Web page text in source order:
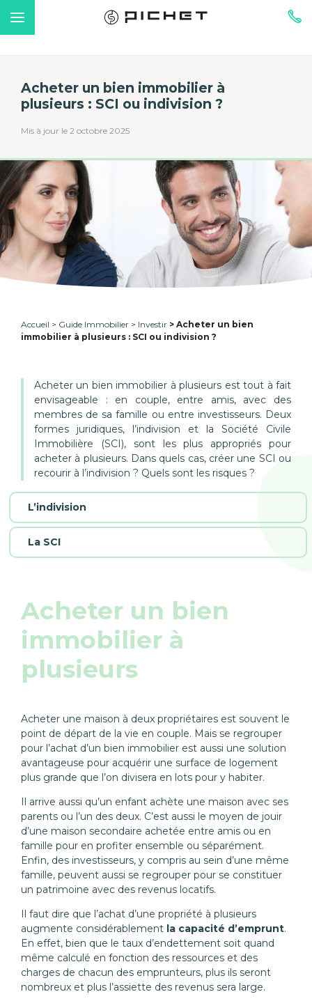
Acheter un bien immobilier à
plusieurs : SCI ou indivision ?
Mis à jour le 2 octobre 2025
Accueil Guide Immobilier Investir
Acheter un bien
immobilier à plusieurs : SCI ou indivision ?
Acheter un bien immobilier à plusieurs est tout à fait
envisageable : en couple, entre amis, avec des
membres de sa famille ou entre investisseurs. Deux
formes juridiques, l’indivision et la Société Civile
Immobilière (SCI), sont les plus appropriés pour
acheter à plusieurs. Dans quels cas, créer une SCI ou
recourir à l’indivision ? Quels sont les risques ?
L’indivision
La SCI
Acheter un bien
immobilier à
plusieurs
Acheter une maison à deux propriétaires est souvent le
point de départ de la vie en couple. Mais se regrouper
pour l’achat d’un bien immobilier est aussi une solution
avantageuse pour acquérir une surface de logement
plus grande que l’on divisera en lots pour y habiter.
Il arrive aussi qu’un enfant achète une maison avec ses
parents ou l’un des deux. C’est aussi le moyen de jouir
d’une maison secondaire achetée entre amis ou en
famille pour en profiter ensemble ou séparément.
Enfin, des investisseurs, y compris au sein d’une même
famille, peuvent aussi se regrouper pour se constituer
un patrimoine avec des revenus locatifs.
Il faut dire que l’achat d’une propriété à plusieurs
augmente considérablement la capacité d’emprunt.
En effet, bien que le taux d’endettement soit quand
même calculé en fonction des ressources et des
charges de chacun des emprunteurs, plus ils seront
nombreux et plus l’assiette des revenus sera large.